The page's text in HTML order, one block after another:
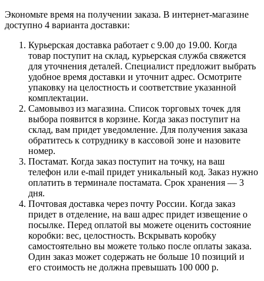
Экономьте время на получении заказа. В интернет-магазине
доступно 4 варианта доставки:
Курьерская доставка работает с 9.00 до 19.00. Когда
товар поступит на склад, курьерская служба свяжется
для уточнения деталей. Специалист предложит выбрать
удобное время доставки и уточнит адрес. Осмотрите
упаковку на целостность и соответствие указанной
комплектации.
Самовывоз из магазина. Список торговых точек для
выбора появится в корзине. Когда заказ поступит на
склад, вам придет уведомление. Для получения заказа
обратитесь к сотруднику в кассовой зоне и назовите
номер.
Постамат. Когда заказ поступит на точку, на ваш
телефон или e-mail придет уникальный код. Заказ нужно
оплатить в терминале постамата. Срок хранения — 3
дня.
Почтовая доставка через почту России. Когда заказ
придет в отделение, на ваш адрес придет извещение о
посылке. Перед оплатой вы можете оценить состояние
коробки: вес, целостность. Вскрывать коробку
самостоятельно вы можете только после оплаты заказа.
Один заказ может содержать не больше 10 позиций и
его стоимость не должна превышать 100 000 р.